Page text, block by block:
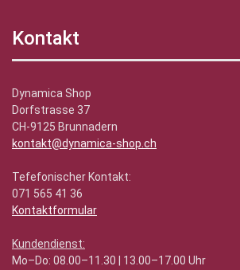
Kontakt
Dynamica Shop
Dorfstrasse 37
CH-9125 Brunnadern
kontakt@dynamica-shop.ch
Tefefonischer Kontakt:
071 565 41 36
Kontaktformular
Kundendienst:
Mo–Do: 08.00–11.30 | 13.00–17.00 Uhr